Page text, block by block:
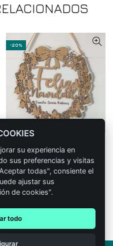
-20%
en madera y
personalizada.
2 reseñas
24,90€El
era:
19,90
es:
su experiencia en
sus preferencias y visitas
todas", consiente el
ajustar sus
de cookies".
todo